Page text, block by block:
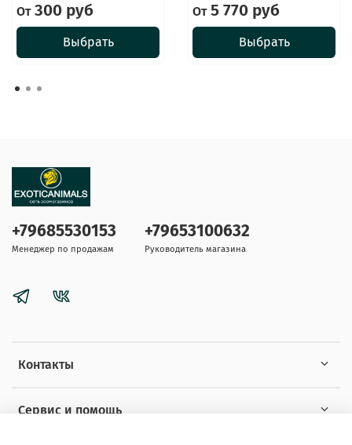
От300 руб
Выбрать
От5 770 руб
Выбрать
Контакты
Сервис и помощь
+79685530153
Менеджер по продажам
+79653100632
Руководитель магазина